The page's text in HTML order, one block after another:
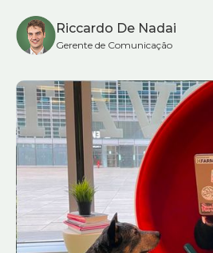
Riccardo De Nadai
Gerente de Comunicação